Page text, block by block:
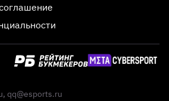
qq@esports.ru